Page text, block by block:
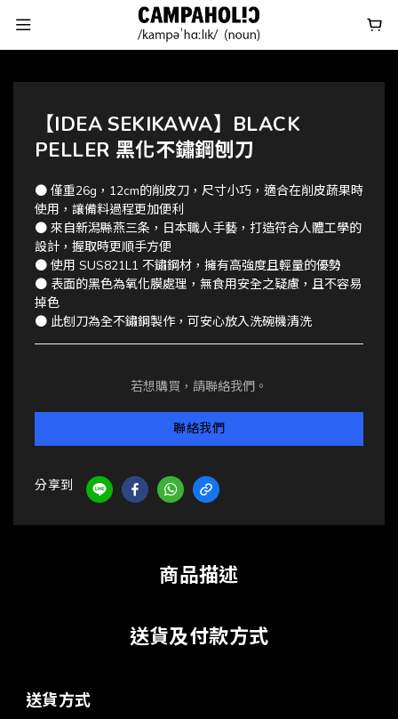
【IDEA SEKIKAWA】BLACK
PELLER 黑化不鏽鋼刨刀
● 僅重26g，12cm的削皮刀，尺寸小巧，適合在削皮蔬果時
使用，讓備料過程更加便利
● 來自新潟縣燕三条，日本職人手藝，打造符合人體工學的
設計，握取時更順手方便
● 使用 SUS821L1 不鏽鋼材，擁有高強度且輕量的優勢
● 表面的黑色為氧化膜處理，無食用安全之疑慮，且不容易
掉色
● 此刨刀為全不鏽鋼製作，可安心放入洗碗機清洗
若想購買，請聯絡我們。
聯絡我們
分享到
商品描述
送貨及付款方式
送貨方式